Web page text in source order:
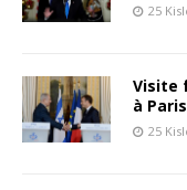
25
Visite
à
25